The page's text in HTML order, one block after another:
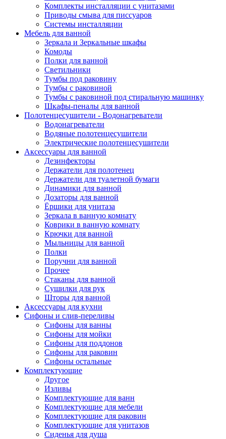
Комплекты инсталляции с унитазами
Приводы смыва для писсуаров
Системы инсталляции
Мебель для ванной
Зеркала и Зеркальные шкафы
Комоды
Полки для ванной
Светильники
Тумбы под раковину
Тумбы с раковиной
Тумбы с раковиной под стиральную машинку
Шкафы-пеналы для ванной
Полотенцесушители - Водонагреватели
Водонагреватели
Водяные полотенцесушители
Электрические полотенцесушители
Аксессуары для ванной
Дезинфекторы
Держатели для полотенец
Держатели для туалетной бумаги
Динамики для ванной
Дозаторы для ванной
Ёршики для унитаза
Зеркала в ванную комнату
Коврики в ванную комнату
Крючки для ванной
Мыльницы для ванной
Полки
Поручни для ванной
Прочее
Стаканы для ванной
Сушилки для рук
Шторы для ванной
Аксессуары для кухни
Сифоны и слив-переливы
Сифоны для ванны
Сифоны для мойки
Сифоны для поддонов
Сифоны для раковин
Сифоны остальные
Комплектующие
Другое
Изливы
Комплектующие для ванн
Комплектующие для мебели
Комплектующие для раковин
Комплектующие для унитазов
Сиденья для душа